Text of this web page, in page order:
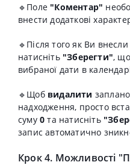
🔹Поле "Коментар"
внести додаткові
🔹Після того як Ви внесли
натисніть "Зберегти",
вибраної дати в
🔹Щоб видалити
надходження, просто
суму 0 та натисніть
запис автоматично
Крок 4. Можливості